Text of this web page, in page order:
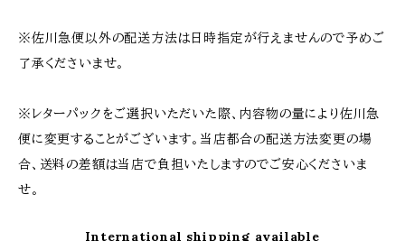
※佐川急便以外の配送方法は日時指定が行えませんので予めご
了承くださいませ。
※レターパックをご選択いただいた際、内容物の量により佐川急
便に変更することがございます。当店都合の配送方法変更の場
合、送料の差額は当店で負担いたしますのでご安心くださいま
せ。
International shipping available